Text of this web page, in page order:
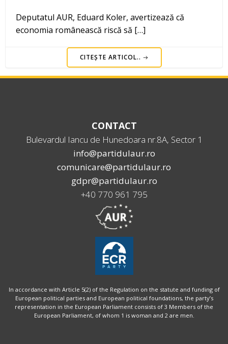
Deputatul AUR, Eduard Koler, avertizează că
economia românească riscă să […]
CITEȘTE ARTICOL..
CONTACT
Bulevardul Iancu de Hunedoara nr.8A, Sector 1
info@partidulaur.ro
comunicare@partidulaur.ro
gdpr@partidulaur.ro
+40 770 961 795
In accordance with Article 5(2) of the Regulation on the statute and funding of
European political parties and European political foundations, the party’s
representation in the European Parliament consists of 3 Members of the
European Parliament, of whom 1 is woman and 2 are men.